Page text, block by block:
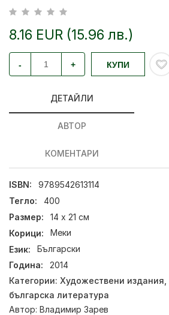
8.16 EUR (15.96 лв.)
- + КУПИ
ДЕТАЙЛИ
АВТОР
КОМЕНТАРИ
ISBN:
9789542613114
Тегло:
400
Размер:
14 х 21 см
Корици:
Меки
Език:
Български
Година:
2014
Категории: Художествени издания
българска литература
Автор: Владимир Зарев